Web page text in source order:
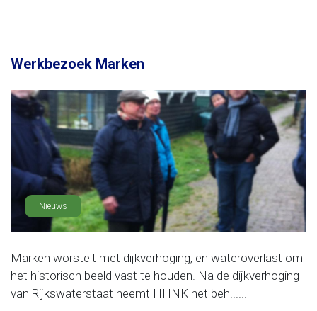
Werkbezoek Marken
Nieuws
Marken worstelt met dijkverhoging, en wateroverlast om
het historisch beeld vast te houden. Na de dijkverhoging
van Rijkswaterstaat neemt HHNK het beh......